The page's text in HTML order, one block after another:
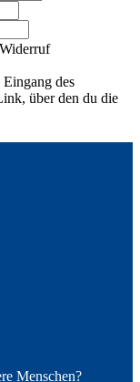
des
über den du die
Menschen?